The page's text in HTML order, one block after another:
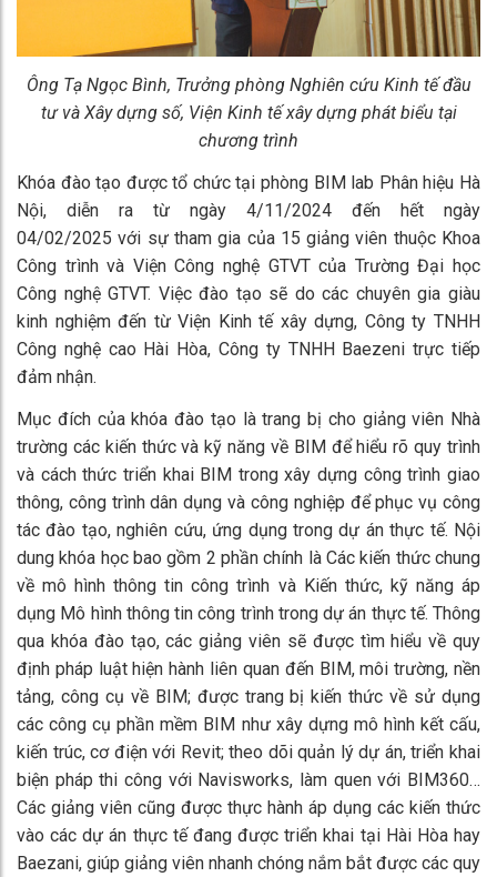
Ông Tạ Ngọc Bình, Trưởng phòng Nghiên cứu Kinh tế đầu
tư và Xây dựng số, Viện Kinh tế xây dựng phát biểu tại
chương trình
Khóa đào tạo được tổ chức tại phòng BIM lab Phân hiệu Hà
Nội, diễn ra từ ngày 4/11/2024 đến hết ngày
04/02/2025 với sự tham gia của 15 giảng viên thuộc Khoa
Công trình và Viện Công nghệ GTVT của Trường Đại học
Công nghệ GTVT. Việc đào tạo sẽ do các chuyên gia giàu
kinh nghiệm đến từ Viện Kinh tế xây dựng, Công ty TNHH
Công nghệ cao Hài Hòa, Công ty TNHH Baezeni trực tiếp
đảm nhận.
Mục đích của khóa đào tạo là trang bị cho giảng viên Nhà
trường các kiến thức và kỹ năng về BIM để hiểu rõ quy trình
và cách thức triển khai BIM trong xây dựng công trình giao
thông, công trình dân dụng và công nghiệp để phục vụ công
tác đào tạo, nghiên cứu, ứng dụng trong dự án thực tế. Nội
dung khóa học bao gồm 2 phần chính là Các kiến thức chung
về mô hình thông tin công trình và Kiến thức, kỹ năng áp
dụng Mô hình thông tin công trình trong dự án thực tế. Thông
qua khóa đào tạo, các giảng viên sẽ được tìm hiểu về quy
định pháp luật hiện hành liên quan đến BIM, môi trường, nền
tảng, công cụ về BIM; được trang bị kiến thức về sử dụng
các công cụ phần mềm BIM như xây dựng mô hình kết cấu,
kiến trúc, cơ điện với Revit; theo dõi quản lý dự án, triển khai
biện pháp thi công với Navisworks, làm quen với BIM360…
Các giảng viên cũng được thực hành áp dụng các kiến thức
vào các dự án thực tế đang được triển khai tại Hài Hòa hay
Baezani, giúp giảng viên nhanh chóng nắm bắt được các quy